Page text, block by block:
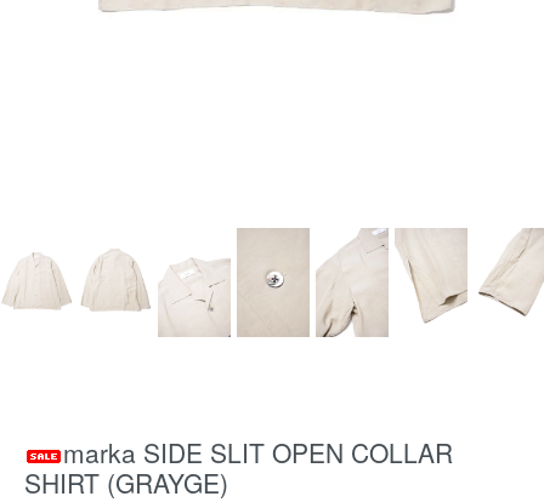
marka SIDE SLIT OPEN COLLAR
SHIRT (GRAYGE)